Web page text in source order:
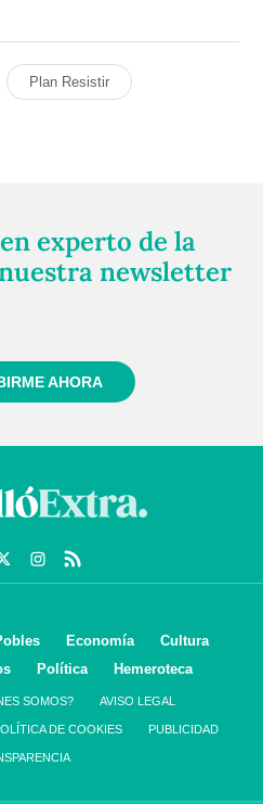
Plan Resistir
experto de la
newsletter
AHORA
Economía
Cultura
Política Hemeroteca
SOMOS? AVISO LEGAL
DE COOKIES PUBLICIDAD